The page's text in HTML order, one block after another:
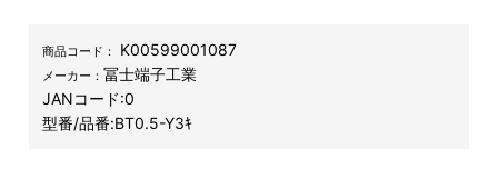
商品コード： K00599001087
メーカー：冨士端子工業
JANコード:0
型番/品番:BT0.5-Y3ｷ